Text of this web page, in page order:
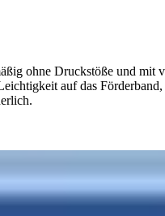
ohne Druckstöße und mit
auf das